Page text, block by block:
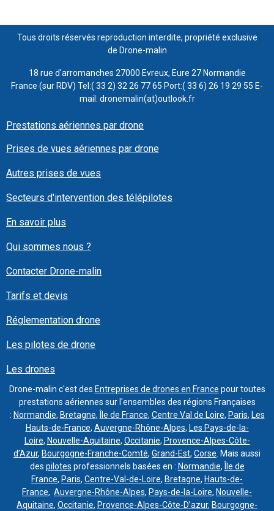
Tous droits réservés reproduction interdite, propriété exclusive
de Drone-malin
18 rue d'arromanches 27000 Evreux, Eure 27 Normandie
France (sur RDV) Tel:( 33 2) 32 26 77 65 Port:( 33 6) 26 19 29 55 E-
mail: dronemalin(at)outlook.fr
Prestations aériennes par drone
Prises de vues aériennes par drone
Autres prises de vues
Secteurs d'intervention des télépilotes
En savoir plus
Qui sommes nous ?
Contacter Drone-malin
Tarifs et devis
Réglementation drone
Les pilotes de drone
Les drones
Drone-malin c'est des Entreprises de drones en France pour toutes
prestations aériennes sur l'ensembles des régions Françaises
: Normandie, Bretagne, Île de France, Centre Val de Loire, Paris, Les
Hauts-de-France, Auvergne-Rhône-Alpes, Les Pays-de-la-
Loire, Nouvelle-Aquitaine, Occitanie, Provence-Alpes-Côte-
d’Azur, Bourgogne-Franche-Comté, Grand-Est, Corse. Mais aussi
des pilotes professionnels basées en : Normandie,
Île de
France, Paris, Centre-Val-de-Loire, Bretagne, Hauts-de-
France, Auvergne-Rhône-Alpes, Pays-de-la-Loire, Nouvelle-
Aquitaine, Occitanie, Provence-Alpes-Côte-D’azur, Bourgogne-